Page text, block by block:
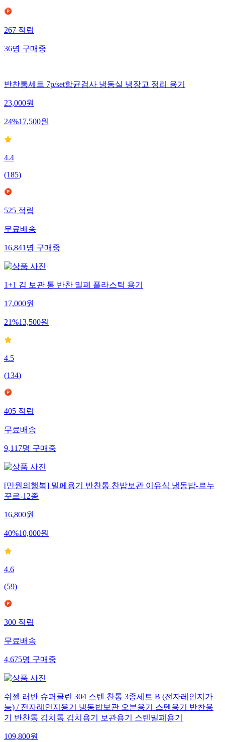
267적립
36명구매중
반찬통세트 7p/set항균검사 냉동실 냉장고 정리 용기
23,000원
24%17,500원
4.4
(185)
525적립
무료배송
16,841명구매중
1+1 김 보관 통 반찬 밀폐 플라스틱 용기
17,000원
21%13,500원
4.5
(134)
405적립
무료배송
9,117명구매중
[만원의행복] 밀페용기 반찬통 찬밥보관 이유식 냉동밥-르누
꾸르-12종
16,800원
40%10,000원
4.6
(59)
300적립
무료배송
4,675명구매중
쉬젤 러반 슈퍼클린 304 스텐 찬통 3종세트 B (전자레인지가
능) / 전자레인지용기 냉동밥보관 오븐용기 스텐용기 반찬용
기 반찬통 김치통 김치용기 보관용기 스텐밀폐용기
109,800원